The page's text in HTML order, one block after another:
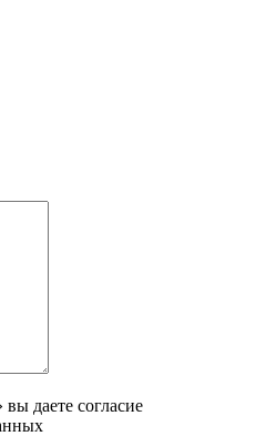
даете согласие